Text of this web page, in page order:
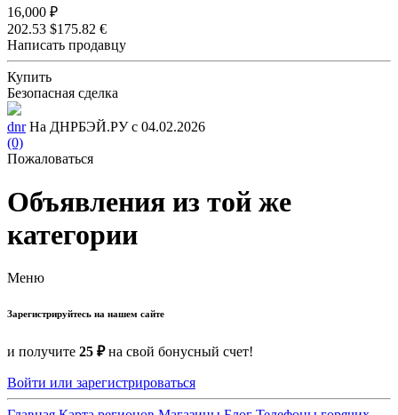
16,000 ₽
202.53 $175.82 €
Написать продавцу
Купить
Безопасная сделка
dnr На ДНРБЭЙ.РУ с 04.02.2026
(0)
Пожаловаться
Объявления из той же
категории
Меню
Зарегистрируйтесь на нашем сайте
и получите 25 ₽на свой бонусный счет!
Войти или зарегистрироваться